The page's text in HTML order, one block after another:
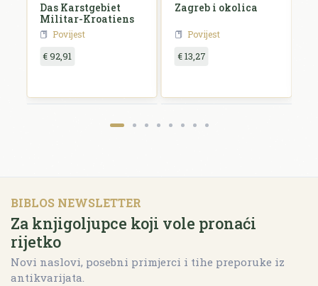
Das Karstgebiet
Militar-Kroatiens
Povijest
€ 92,91
Zagreb i okolica
Povijest
€ 13,27
BIBLOS NEWSLETTER
Za knjigoljupce koji vole pronaći
rijetko
Novi naslovi, posebni primjerci i tihe preporuke iz
antikvarijata.